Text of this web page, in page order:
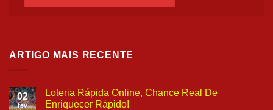
ARTIGO MAIS RECENTE
02
fev
Loteria Rápida Online, Chance Real De
Enriquecer Rápido!